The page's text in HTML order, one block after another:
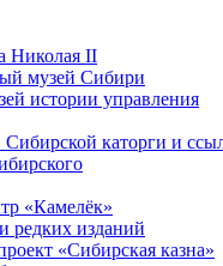
Николая II
музей Сибири
истории управления
каторги и
«Камелёк»
редких изданий
«Сибирская казна»